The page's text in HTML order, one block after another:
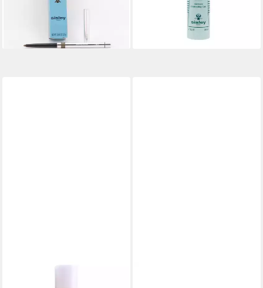
(2.516,67 €/ 100 g)
(1.007,75 €/ 1 l)
lieferbar - in 8-10 Werktagen bei